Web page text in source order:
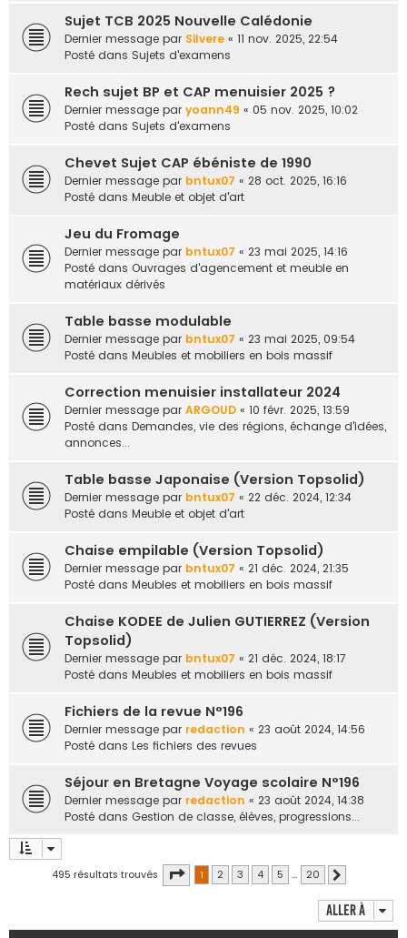
Sujet TCB 2025 Nouvelle Calédonie
Dernier message par Silvere « 11 nov. 2025, 22:54
Posté dans Sujets d'examens
Rech sujet BP et CAP menuisier 2025 ?
Dernier message par yoann49 « 05 nov. 2025, 10:02
Posté dans Sujets d'examens
Chevet Sujet CAP ébéniste de 1990
Dernier message par bntux07 « 28 oct. 2025, 16:16
Posté dans Meuble et objet d'art
Jeu du Fromage
Dernier message par bntux07 « 23 mai 2025, 14:16
Posté dans Ouvrages d'agencement et meuble en
matériaux dérivés
Table basse modulable
Dernier message par bntux07 « 23 mai 2025, 09:54
Posté dans Meubles et mobiliers en bois massif
Correction menuisier installateur 2024
Dernier message par ARGOUD « 10 févr. 2025, 13:59
Posté dans Demandes, vie des régions, échange d'idées,
annonces...
Table basse Japonaise (Version Topsolid)
Dernier message par bntux07 « 22 déc. 2024, 12:34
Posté dans Meuble et objet d'art
Chaise empilable (Version Topsolid)
Dernier message par bntux07 « 21 déc. 2024, 21:35
Posté dans Meubles et mobiliers en bois massif
Chaise KODEE de Julien GUTIERREZ (Version
Topsolid)
Dernier message par bntux07 « 21 déc. 2024, 18:17
Posté dans Meubles et mobiliers en bois massif
Fichiers de la revue N°196
Dernier message par redaction « 23 août 2024, 14:56
Posté dans Les fichiers des revues
Séjour en Bretagne Voyage scolaire N°196
Dernier message par redaction « 23 août 2024, 14:38
Posté dans Gestion de classe, élèves, progressions...
495 résultats trouvés Page 1sur20
1 2 3 4 5 … 20
Aller à